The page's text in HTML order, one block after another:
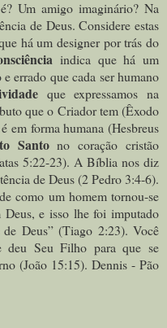
Um amigo imaginário? Na
de Deus. Considere estas
há um designer por trás do
indica que há um
errado que cada ser humano
que expressamos na
que o Criador tem (Êxodo
em forma humana (Hesbreus
Santono coração cristão
5:22-23). A Bíblia nos diz
de Deus (2 Pedro 3:4-6).
como um homem tornou-se
e isso lhe foi imputado
Deus” (Tiago 2:23). Você
deu Seu Filho para que se
(João 15:15). Dennis - Pão